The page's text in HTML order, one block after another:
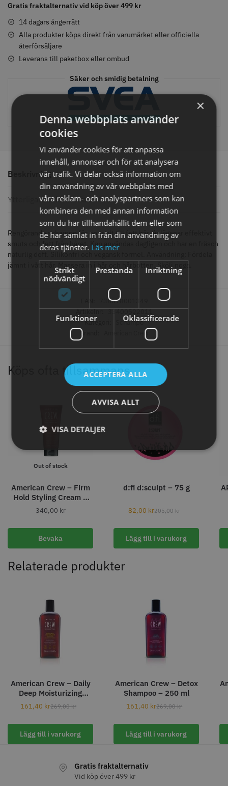
Shampoo
-
250
mängd
Gratis fraktalternativ vid köp över 499 kr
14 dagars ångerrätt
Alla produkter köps direkt från varumärket eller officiella
återförsäljare
Leverans till paketbox eller ombud
Säker och smidig betalning
Beskrivning
Ytterligare information
Rengörande schampo för normalt till fett hår. Avlägsnar effektivt
smuts och fett från håret. Kan användas dagligen och har en fräsch
naturlig doft. Silikonfri och vegansk formel. Användning: Fördela
jämnt i vått hår. Massera in i hår och hårbotten. Skölj noga.
738678001349
Artikelnr: 33400522011
Kategori:
Schampo
Brand:
American Crew
Köps ofta tillsammans
Out of stock
American Crew – Firm
Hold Styling Cream –
100 ml
340,00 kr
Bevaka
d:fi d:sculpt – 75 g
82,00 kr205,00kr
Lägg till i varukorg
Relaterade produkter
American Crew – Daily
Deep Moisturizing
Shampoo – 250 ml
161,40 kr269,00kr
Lägg till i varukorg
American Crew – Detox
Shampoo – 250 ml
161,40 kr269,00kr
Lägg till i varukorg
Gratis fraktalternativ
Vid köp över 499 kr
STORSÄLJARE
Solidcos Wolf 27T - 5.5"
499.00 kr
Info
Jaguar saxolja
29.00 kr
WAHL - Super Close
Info Köp
Permanentspole 16 mm x 91
Info
WAHL - Specialolja för skär 118
119.00 kr
Info Köp Info
STORSÄLJARE
WAHL - Legend Cordless
1849.00 kr
8% Rabatt
Kyone Vintage Zero Trimmer
799.00 kr
STORSÄLJARE
×
Denna webbplats använder
cookies
Vi använder cookies för att anpassa
innehåll, annonser och för att analysera
vår trafik. Vi delar också information om
din användning av vår webbplats med
våra reklam- och analyspartners som kan
kombinera den med annan information
som du har tillhandahållit dem eller som
de har samlat in från din användning av
deras tjänster. Läs mer
Strikt
nödvändigt
Prestanda Inriktning
Funktioner Oklassificerade
ACCEPTERA ALLA
AVVISA ALLT
VISA DETALJER